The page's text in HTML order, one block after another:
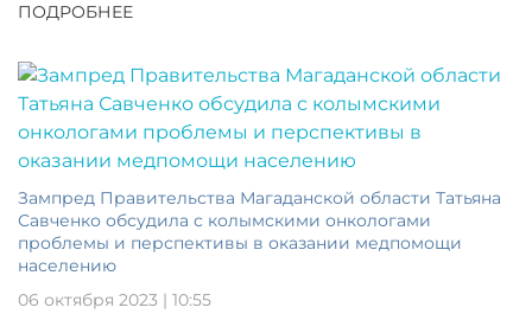
ПОДРОБНЕЕ
Зампред Правительства Магаданской области Татьяна
Савченко обсудила с колымскими онкологами
проблемы и перспективы в оказании медпомощи
населению
06 октября 2023 | 10:55